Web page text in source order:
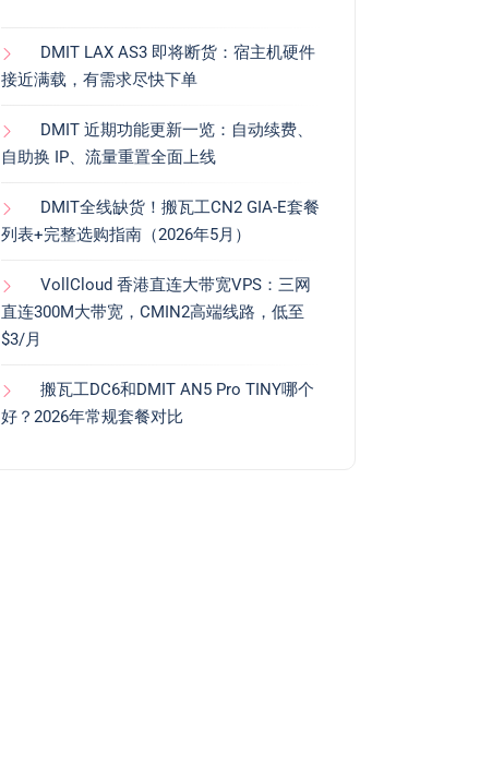
DMIT LAX AS3 即将断货：宿主机硬件
接近满载，有需求尽快下单
DMIT 近期功能更新一览：自动续费、
自助换 IP、流量重置全面上线
DMIT全线缺货！搬瓦工CN2 GIA-E套餐
列表+完整选购指南（2026年5月）
VollCloud 香港直连大带宽VPS：三网
直连300M大带宽，CMIN2高端线路，低至
$3/月
搬瓦工DC6和DMIT AN5 Pro TINY哪个
好？2026年常规套餐对比